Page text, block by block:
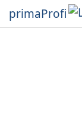
primaProfi